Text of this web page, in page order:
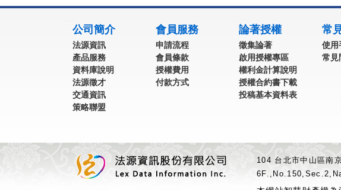
公司簡介
法源資訊
產品服務
資料庫說明
法源徵才
交通資訊
策略聯盟
會員服務
申請流程
會員條款
授權費用
付款方式
論著授權
徵集論著
啟用授權專區
權利金計算說明
授權合約書下載
投稿基本資料表
常
使用
常見
104 台北市中山區南